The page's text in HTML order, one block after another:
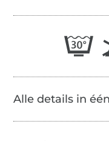
Alle details in